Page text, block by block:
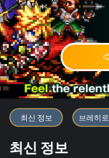
블록체인 게
최신 정보 브레히
최신 정보